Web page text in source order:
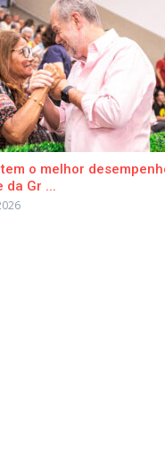
o melhor
da Gr ...